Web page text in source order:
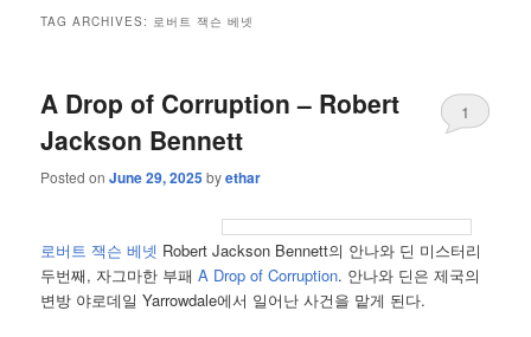
TAG ARCHIVES: 로버트 잭슨 베넷
A Drop of Corruption – Robert
Jackson Bennett
Posted onJune 29, 2025 byethar
1
로버트 잭슨 베넷 Robert Jackson Bennett의 안나와 딘 미스터리
두번째, 자그마한 부패A Drop of Corruption. 안나와 딘은 제국의
변방 야로데일 Yarrowdale에서 일어난 사건을 맡게 된다.